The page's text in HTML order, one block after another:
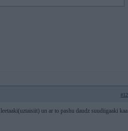
#12
un ar to pashu daudz suudiigaaki kaa